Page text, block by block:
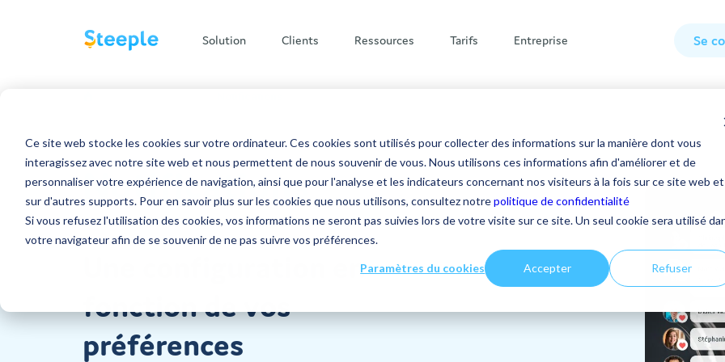
Ce site web stocke les cookies sur votre ordinateur. Ces cookies sont utilisés pour collecter des informations sur la manière dont vous
interagissez avec notre site web et nous permettent de nous souvenir de vous. Nous utilisons ces informations afin d'améliorer et de
personnaliser votre expérience de navigation, ainsi que pour l'analyse et les indicateurs concernant nos visiteurs à la fois sur ce site web et
sur d'autres supports. Pour en savoir plus sur les cookies que nous utilisons, consultez notrepolitique de confidentialité
Si vous refusez l'utilisation des cookies, vos informations ne seront pas suivies lors de votre visite sur ce site. Un seul cookie sera utilisé
votre navigateur afin de se souvenir de ne pas suivre vos préférences.
Paramètres du cookies Accepter Refuser
Solution
Multi-supports
Écran tactile
Applications
Publications
Fonctionnalités
Modules
Clients
Secteurs d'activité
Grande Distribution
Témoignages clients
Entreprises multisites
Grandes entreprises
Ressources
Nos conseils pour une
communication interne
optimale
🚀 Centre d'accompagnement
📁 Nos contenus téléchargeables
Tout savoir sur la plateforme
Steeple
❔FAQ
📖 Mises à jour produit
🟢 Statut de la plateforme
Tarifs
Tarifs
🪙 Tarifs
Entreprise
L'entreprise
Qui sommes-nous ?
Nous rejoindre
Nos partenaires
Nous contacter
Se
Notifications
Une configuration en
fonction de vos
préférences